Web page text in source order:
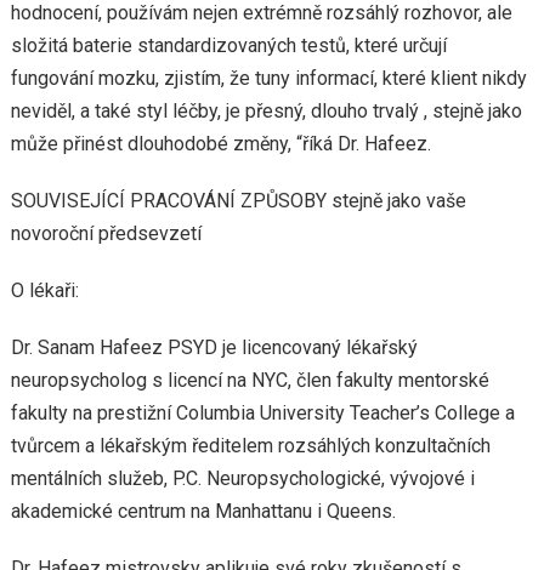
hodnocení, používám nejen extrémně rozsáhlý rozhovor, ale
složitá baterie standardizovaných testů, které určují
fungování mozku, zjistím, že tuny informací, které klient nikdy
neviděl, a také styl léčby, je přesný, dlouho trvalý , stejně jako
může přinést dlouhodobé změny, “říká Dr. Hafeez.
SOUVISEJÍCÍ PRACOVÁNÍ ZPŮSOBY stejně jako vaše
novoroční předsevzetí
O lékaři:
Dr. Sanam Hafeez PSYD je licencovaný lékařský
neuropsycholog s licencí na NYC, člen fakulty mentorské
fakulty na prestižní Columbia University Teacher’s College a
tvůrcem a lékařským ředitelem rozsáhlých konzultačních
mentálních služeb, P.C. Neuropsychologické, vývojové i
akademické centrum na Manhattanu i Queens.